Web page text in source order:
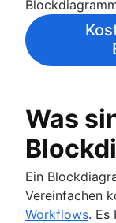
sind
Was
Ein
Vereinfachen
Workflows. Es